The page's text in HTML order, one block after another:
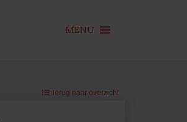
MENU
Terug naar overzicht